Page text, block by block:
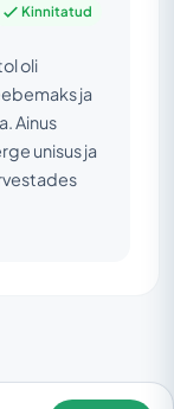
Kinnitatud
oli
ja
Ainus
unisus ja